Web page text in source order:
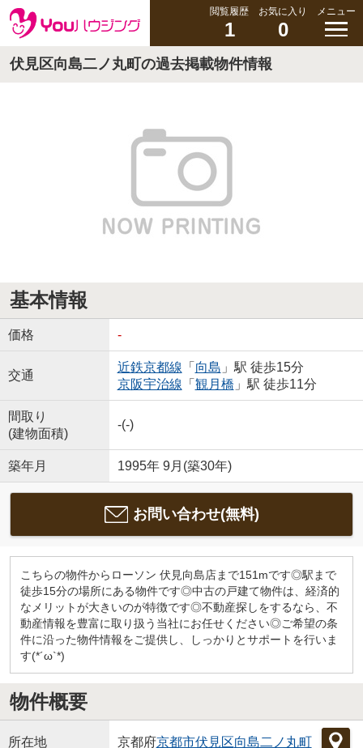
閲覧履歴
1
お気に入り
0
メニュー
伏見区向島二ノ丸町の過去掲載物件情報
基本情報
価格 -
交通
近鉄京都線 「 向島 」駅 徒歩15分
京阪宇治線 「 観月橋 」駅 徒歩11分
間取り
(建物面積)
-(-)
築年月 1995年 9月(築30年)
お問い合わせ(無料)
こちらの物件からローソン 伏見向島店まで151mです◎駅まで
徒歩15分の場所にある物件です◎中古の戸建て物件は、経済的
なメリットが大きいのが特徴です◎不動産探しをするなら、不
動産情報を豊富に取り扱う当社にお任せください◎ご希望の条
件に沿った物件情報をご提供し、しっかりとサポートを行いま
す(*´ω`*)
物件概要
所在地 京都府京都市伏見区向島二ノ丸町